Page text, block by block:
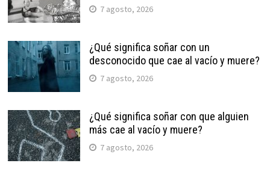
7 agosto, 2026
¿Qué significa soñar con un
desconocido que cae al vacío y muere?
7 agosto, 2026
¿Qué significa soñar con que alguien
más cae al vacío y muere?
7 agosto, 2026